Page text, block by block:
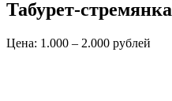
Табурет-стремянка
Цена: 1.000 – 2.000 рублей